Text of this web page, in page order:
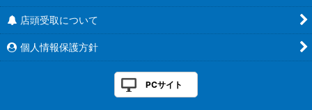
店頭受取について
個人情報保護方針
PCサイト